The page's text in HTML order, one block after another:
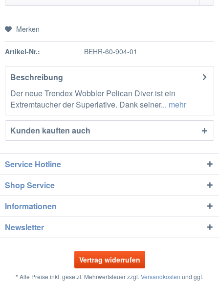
Merken
Artikel-Nr.: BEHR-60-904-01
Beschreibung
Der neue Trendex Wobbler Pelican Diver ist ein
Extremtaucher der Superlative. Dank seiner... mehr
Kunden kauften auch
Service Hotline
Shop Service
Informationen
Newsletter
Vertrag widerrufen
* Alle Preise inkl. gesetzl. Mehrwertsteuer zzgl. Versandkosten und ggf.